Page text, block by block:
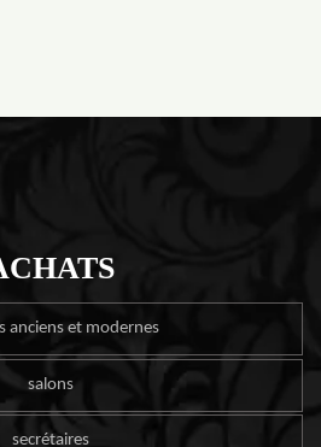
anciens et modernes
salons
secrétaires